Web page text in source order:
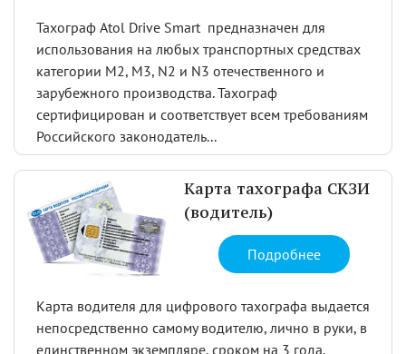
Тахограф Atol Drive Smart предназначен для
использования на любых транспортных средствах
категории М2, М3, N2 и N3 отечественного и
зарубежного производства. Тахограф
сертифицирован и соответствует всем требованиям
Российского законодатель...
Карта тахографа СКЗИ
(водитель)
Подробнее
Карта водителя для цифрового тахографа выдается
непосредственно самому водителю, лично в руки, в
единственном экземпляре, сроком на 3 года.